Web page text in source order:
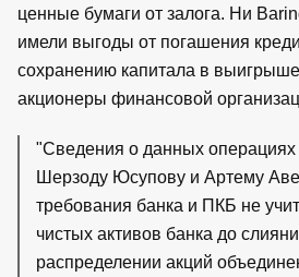
ценные бумаги от залога. Ни
имели выгоды от погашения
сохранению капитала в
акционеры финансовой
"Сведения о данных
Шерзоду Юсупову и Артему
требования банка и ПКБ не
чистых активов банка до
распределении акций